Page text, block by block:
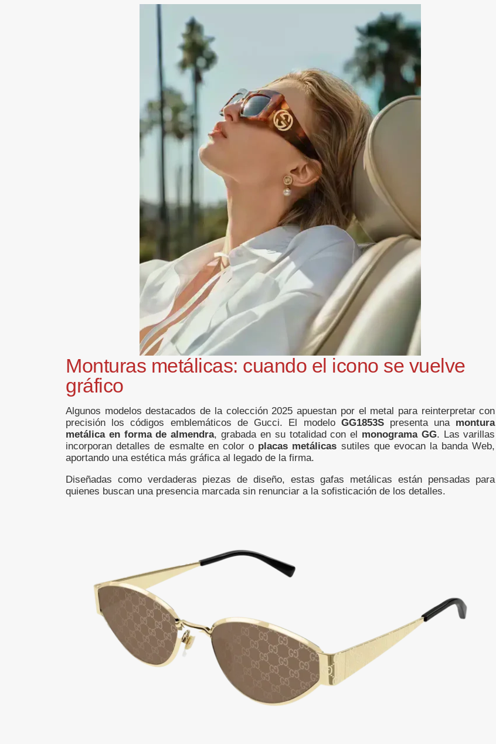
Monturas metálicas: cuando el icono se vuelve
gráfico
Algunos modelos destacados de la colección 2025 apuestan por el metal para reinterpretar con
precisión los códigos emblemáticos de Gucci. El modelo GG1853Spresenta una montura
metálica en forma de almendra, grabada en su totalidad con el monograma GG. Las varillas
incorporan detalles de esmalte en color o placas metálicas sutiles que evocan la banda Web,
aportando una estética más gráfica al legado de la firma.
Diseñadas como verdaderas piezas de diseño, estas gafas metálicas están pensadas para
quienes buscan una presencia marcada sin renunciar a la sofisticación de los detalles.